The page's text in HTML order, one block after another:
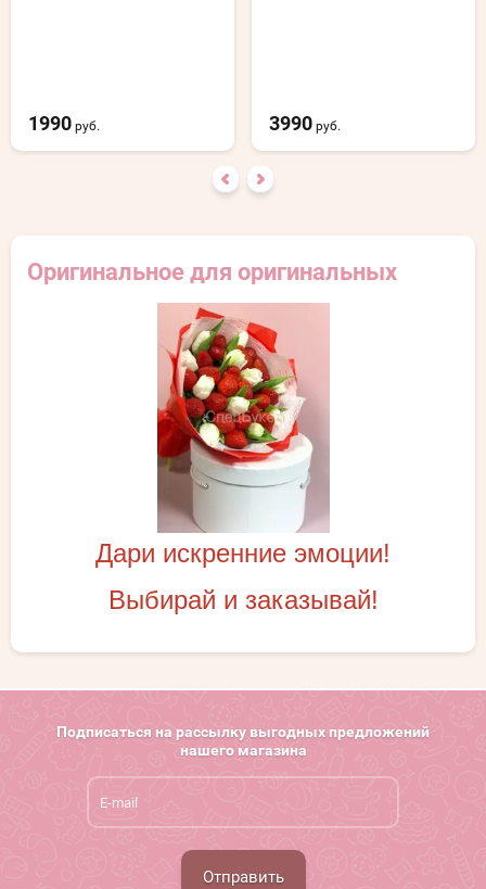
Оригинальное для оригинальных
Дари искренние эмоции!
Выбирай и заказывай!
1990 руб. 3990 руб.
Подписаться на рассылку выгодных предложений
нашего магазина
Отправить